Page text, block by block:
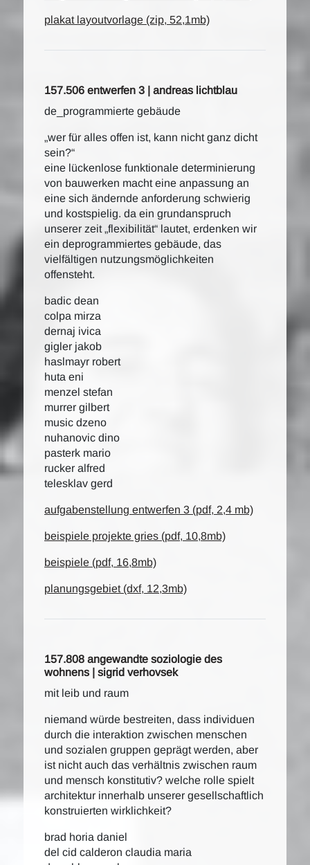
plakat layoutvorlage (zip, 52,1mb)
157.506 entwerfen 3 | andreas lichtblau
de_programmierte gebäude
„wer für alles offen ist, kann nicht ganz dicht
sein?“
eine lückenlose funktionale determinierung
von bauwerken macht eine anpassung an
eine sich ändernde anforderung schwierig
und kostspielig. da ein grundanspruch
unserer zeit „flexibilität“ lautet, erdenken wir
ein deprogrammiertes gebäude, das
vielfältigen nutzungsmöglichkeiten
offensteht.
badic dean
colpa mirza
dernaj ivica
gigler jakob
haslmayr robert
huta eni
menzel stefan
murrer gilbert
music dzeno
nuhanovic dino
pasterk mario
rucker alfred
telesklav gerd
aufgabenstellung entwerfen 3 (pdf, 2,4 mb)
beispiele projekte gries (pdf, 10,8mb)
beispiele (pdf, 16,8mb)
planungsgebiet (dxf, 12,3mb)
157.808 angewandte soziologie des
wohnens | sigrid verhovsek
mit leib und raum
niemand würde bestreiten, dass individuen
durch die interaktion zwischen menschen
und sozialen gruppen geprägt werden, aber
ist nicht auch das verhältnis zwischen raum
und mensch konstitutiv? welche rolle spielt
architektur innerhalb unserer gesellschaftlich
konstruierten wirklichkeit?
brad horia daniel
del cid calderon claudia maria